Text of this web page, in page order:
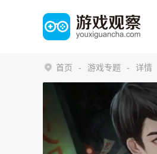
首页 游戏专题 详情